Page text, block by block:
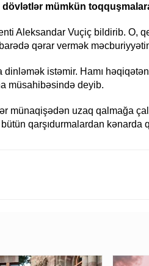
mümkün
Aleksandar Vuçiç bildirib. O,
qərar vermək
dinləmək istəmir. Hamı
müsahibəsində deyib.
münaqişədən uzaq qalmağa
qarşıdurmalardan kənarda